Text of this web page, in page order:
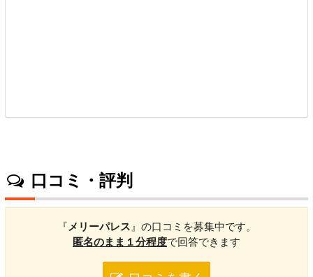
口コミ・評判
『 メリーパレス 』の口コミを募集中です。
匿名のまま１分程度で回答できます